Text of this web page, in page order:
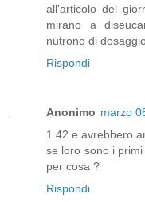
all'articolo del
mirano a
nutrono di
Rispondi
Anonimo marzo
1.42 e avrebbero
se loro sono i
per cosa ?
Rispondi